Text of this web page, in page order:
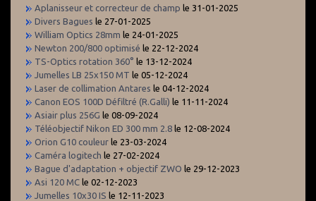
Aplanisseur et correcteur de champ le 31-01-2025
Divers Bagues le 27-01-2025
William Optics 28mm le 24-01-2025
Newton 200/800 optimisé le 22-12-2024
TS-Optics rotation 360° le 13-12-2024
Jumelles LB 25x150 MT le 05-12-2024
Laser de collimation Antares le 04-12-2024
Canon EOS 100D Défiltré (R.Galli) le 11-11-2024
Asiair plus 256G le 08-09-2024
Téléobjectif Nikon ED 300 mm 2.8 le 12-08-2024
Orion G10 couleur le 23-03-2024
Caméra logitech le 27-02-2024
Bague d'adaptation + objectif ZWO le 29-12-2023
Asi 120 MC le 02-12-2023
Jumelles 10x30 IS le 12-11-2023